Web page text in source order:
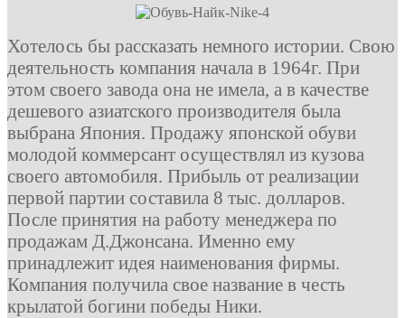
Хотелось бы рассказать немного истории. Свою
деятельность компания начала в 1964г. При
этом своего завода она не имела, а в качестве
дешевого азиатского производителя была
выбрана Япония. Продажу японской обуви
молодой коммерсант осуществлял из кузова
своего автомобиля. Прибыль от реализации
первой партии составила 8 тыс. долларов.
После принятия на работу менеджера по
продажам Д.Джонсана. Именно ему
принадлежит идея наименования фирмы.
Компания получила свое название в честь
крылатой богини победы Ники.